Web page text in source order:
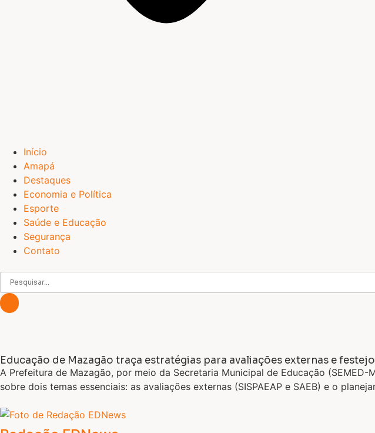
Início
Amapá
Destaques
Economia e Política
Esporte
Saúde e Educação
Segurança
Contato
Educação de Mazagão traça estratégias para avaliações externas e
A Prefeitura de Mazagão, por meio da Secretaria Municipal de Educação
sobre dois temas essenciais: as avaliações externas (SISPAEAP e SAEB) e o